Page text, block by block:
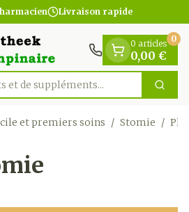
Livraison rapide
et
0 articles
0,00 €
0
et premiers soins / Stomie /